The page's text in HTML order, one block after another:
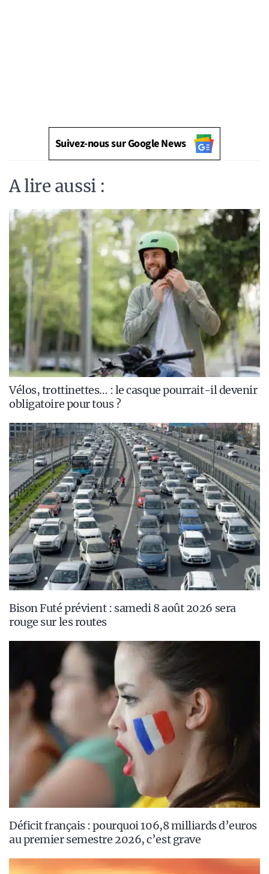
Suivez-nous sur Google News
A lire aussi :
Vélos, trottinettes… : le casque pourrait-il devenir
obligatoire pour tous ?
Bison Futé prévient : samedi 8 août 2026 sera
rouge sur les routes
Déficit français : pourquoi 106,8 milliards d’euros
au premier semestre 2026, c’est grave